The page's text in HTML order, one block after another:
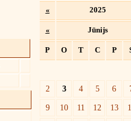
« 2025
« Jūnijs
P O T C P
2
3 4 5 6
9
10 11 12 13